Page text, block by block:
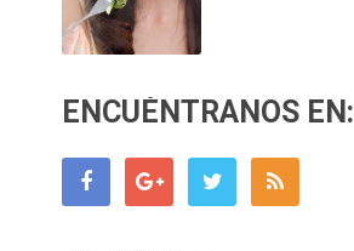
ENCUÉNTRANOS EN: